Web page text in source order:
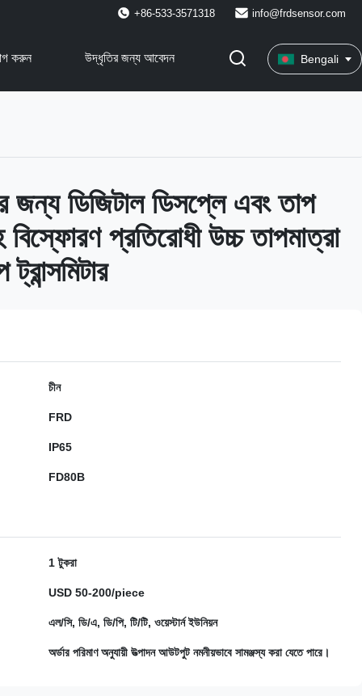
+86-533-3571318 info@frdsensor.com
করুন উদ্ধৃতির জন্য আবেদন Bengali
জন্য ডিজিটাল ডিসপ্লে এবং তাপ
বিস্ফোরণ প্রতিরোধী উচ্চ তাপমাত্রা
চীন
FRD
IP65
FD80B
1 টুকরা
USD 50-200/piece
এল/সি, ডি/এ, ডি/পি, টি/টি, ওয়েস্টার্ন ইউনিয়ন
অর্ডার পরিমাণ অনুযায়ী উত্পাদন আউটপুট নমনীয়ভাবে সামঞ্জস্য করা যেতে পারে।